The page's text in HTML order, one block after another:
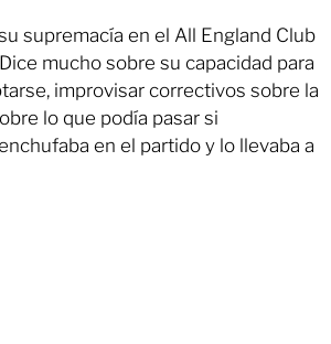
supremacía en el All England Club
mucho sobre su capacidad para
improvisar correctivos sobre la
lo que podía pasar si
en el partido y lo llevaba a